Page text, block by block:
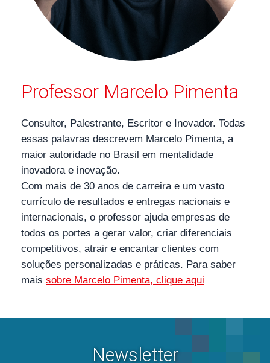
Professor Marcelo Pimenta
Consultor, Palestrante, Escritor e Inovador. Todas
essas palavras descrevem Marcelo Pimenta, a
maior autoridade no Brasil em mentalidade
inovadora e inovação.
Com mais de 30 anos de carreira e um vasto
currículo de resultados e entregas nacionais e
internacionais, o professor ajuda empresas de
todos os portes a gerar valor, criar diferenciais
competitivos, atrair e encantar clientes com
soluções personalizadas e práticas. Para saber
mais sobre Marcelo Pimenta, clique aqui
Newsletter